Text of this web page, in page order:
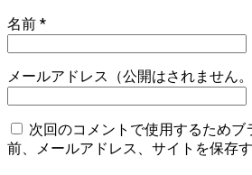
名前 *
メールアドレス（公開はされません。
次回のコメントで使用するためブ
前、メールアドレス、サイトを保存す